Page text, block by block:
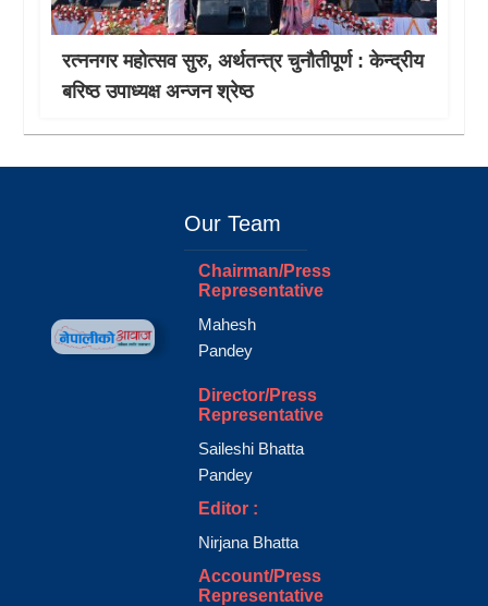
रत्ननगर महोत्सव सुरु, अर्थतन्त्र चुनौतीपूर्ण : केन्द्रीय
बरिष्ठ उपाध्यक्ष अन्जन श्रेष्ठ
Our Team
Chairman/Press
Representative
Mahesh
Pandey
Director/Press
Representative
Saileshi Bhatta
Pandey
Editor :
Nirjana Bhatta
Account/Press
Representative